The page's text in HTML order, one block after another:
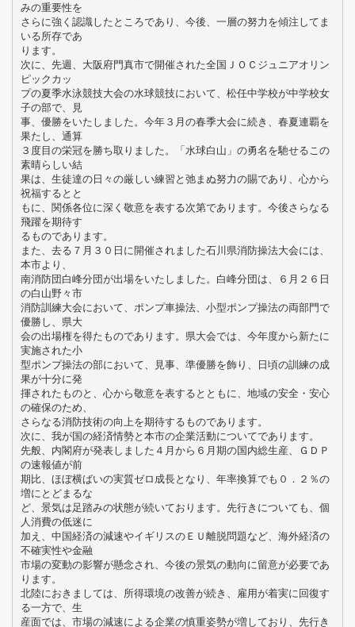
みの重要性を
さらに強く認識したところであり、今後、一層の努力を傾注してま
いる所存であ
ります。
次に、先週、大阪府門真市で開催された全国ＪＯＣジュニアオリン
ピックカッ
プの夏季水泳競技大会の水球競技において、松任中学校が中学校女
子の部で、見
事、優勝をいたしました。今年３月の春季大会に続き、春夏連覇を
果たし、通算
３度目の栄冠を勝ち取りました。「水球白山」の勇名を馳せるこの
素晴らしい結
果は、生徒達の日々の厳しい練習と弛まぬ努力の賜であり、心から
祝福するとと
もに、関係各位に深く敬意を表する次第であります。今後さらなる
飛躍を期待す
るものであります。
また、去る７月３０日に開催されました石川県消防操法大会には、
本市より、
南消防団白峰分団が出場をいたしました。白峰分団は、６月２６日
の白山野々市
消防訓練大会において、ポンプ車操法、小型ポンプ操法の両部門で
優勝し、県大
会の出場権を得たものであります。県大会では、今年度から新たに
実施された小
型ポンプ操法の部において、見事、準優勝を飾り、日頃の訓練の成
果が十分に発
揮されたものと、心から敬意を表するとともに、地域の安全・安心
の確保のため、
さらなる消防技術の向上を期待するものであります。
次に、我が国の経済情勢と本市の企業活動についてであります。
先般、内閣府が発表しました４月から６月期の国内総生産、ＧＤＰ
の速報値が前
期比、ほぼ横ばいの実質ゼロ成長となり、年率換算でも０．２％の
増にとどまるな
ど、景気は足踏みの状態が続いております。先行きについても、個
人消費の低迷に
加え、中国経済の減速やイギリスのＥＵ離脱問題など、海外経済の
不確実性や金融
市場の変動の影響が懸念され、今後の景気の動向に留意が必要であ
ります。
北陸におきましては、所得環境の改善が続き、雇用が着実に回復す
る一方で、生
産面では、市場の減速による企業の慎重姿勢が増しており、先行き